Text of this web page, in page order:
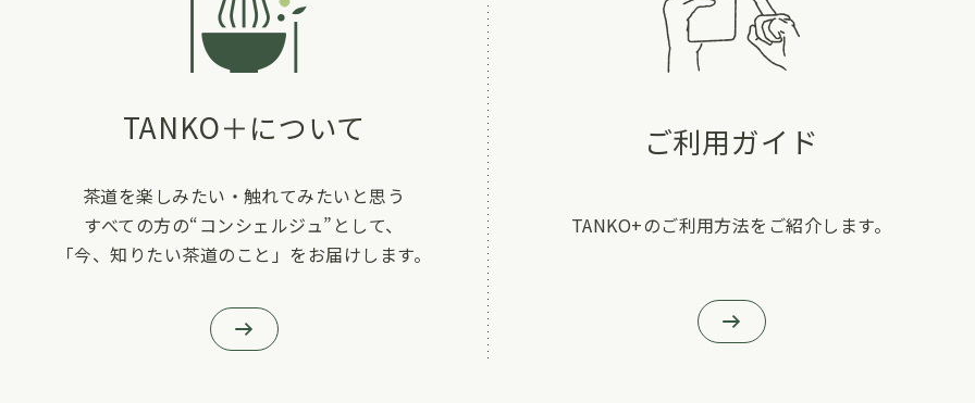
TANKO＋について
茶道を楽しみたい・触れてみたいと思う
すべての方の“コンシェルジュ”として、
「今、知りたい茶道のこと」をお届けします。
ご利用ガイド
TANKO+のご利用方法をご紹介します。